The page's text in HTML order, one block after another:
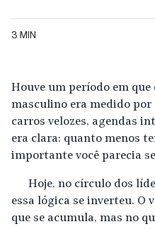
3 MIN
Houve um período em que
masculino era medido por
carros velozes, agendas
era clara: quanto menos
importante você parecia
Hoje, no círculo dos
essa lógica se inverteu. O
que se acumula, mas no